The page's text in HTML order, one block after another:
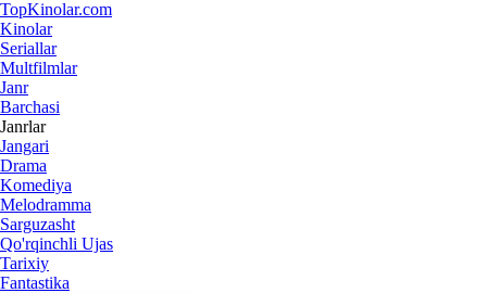
TopKinolar.com
Kinolar
Seriallar
Multfilmlar
Janr
Barchasi
Janrlar
Jangari
Drama
Komediya
Melodramma
Sarguzasht
Qo'rqinchli Ujas
Tarixiy
Fantastika